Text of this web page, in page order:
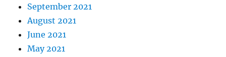
September 2021
August 2021
June 2021
May 2021